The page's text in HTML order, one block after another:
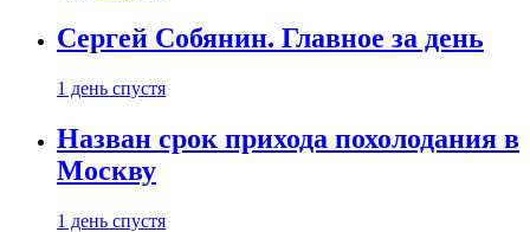
Сергей Собянин. Главное за день
1 день спустя
Назван срок прихода похолодания в
Москву
1 день спустя